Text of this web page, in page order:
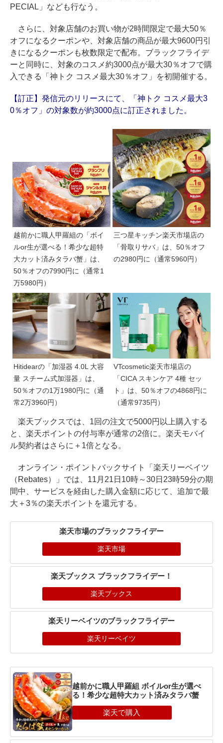
PECIAL」なども行なう。
さらに、対象店舗のお買い物が2時間限定で最大50％
オフになるクーポンや、対象店舗の商品が最大9600円引
きになるクーポンも枚数限定で配布。ブラックフライデ
ーと同時に、対象のコスメ約3000点が最大30％オフで購
入できる「神トク コスメ最大30％オフ」を初開催する。
【訂正】発信元のリリースにて、「神トク コスメ最大3
0％オフ」の対象数が約3000点に訂正されました。
越前かに職人甲羅組の「ボイ
ルor生が選べる！希少な超特
大カット済みタラバ蟹」は、
50％オフの7990円に（通常1
万5980円）
三つ星キッチン楽天市場店の
「骨取りサバ」は、50％オフ
の2980円に（通常5960円）
Hitidearの「加湿器 4.0L 大容
量 スチーム式加湿器」は、
50％オフの1万1980円に（通
常2万3960円）
VTcosmetic楽天市場店の
「CICA スキンケア 4種 セッ
ト」は、50％オフの4868円に
（通常9735円）
楽天ブックスでは、1回の注文で5000円以上購入する
と、楽天ポイントの付与率が通常の2倍に。楽天モバイ
ル契約者はさらに＋1倍となる。
オンライン・ポイントバックサイト「楽天リーベイツ
（Rebates）」では、11月21日10時～30日23時59分の期
間中、サービスを経由した購入金額に応じて、追加で最
大＋3％の楽天ポイントを還元する。
楽天市場のブラックフライデー
楽天市場
楽天ブックス ブラックフライデー！
楽天ブックス
楽天リーベイツのブラックフライデー
楽天リーベイツ
越前かに職人甲羅組 ボイルor生が選べ
る！希少な超特大カット済みタラバ蟹